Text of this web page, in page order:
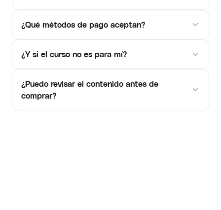
¿Qué métodos de pago aceptan?
¿Y si el curso no es para mí?
¿Puedo revisar el contenido antes de
comprar?